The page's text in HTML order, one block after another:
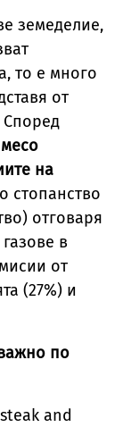
земеделие,
то е много
от
Според
на
стопанство
отговаря
в
от
(27%) и
по
and